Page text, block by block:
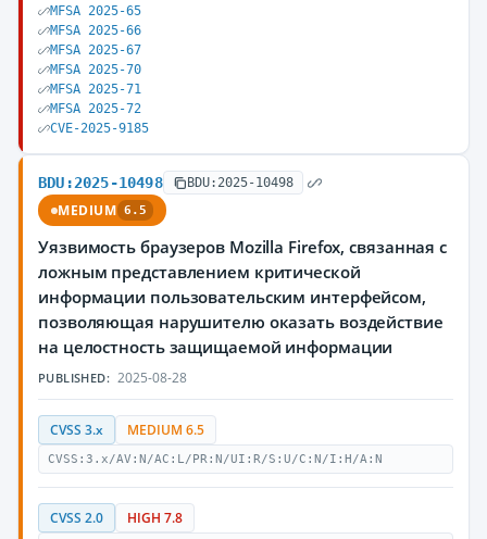
MFSA 2025-65
MFSA 2025-66
MFSA 2025-67
MFSA 2025-70
MFSA 2025-71
MFSA 2025-72
CVE-2025-9185
BDU:2025-10498 BDU:2025-10498
MEDIUM 6.5
Уязвимость браузеров Mozilla Firefox, связанная с
ложным представлением критической
информации пользовательским интерфейсом,
позволяющая нарушителю оказать воздействие
на целостность защищаемой информации
PUBLISHED: 2025-08-28
CVSS 3.x MEDIUM 6.5
CVSS:3.x/AV:N/AC:L/PR:N/UI:R/S:U/C:N/I:H/A:N
CVSS 2.0 HIGH 7.8